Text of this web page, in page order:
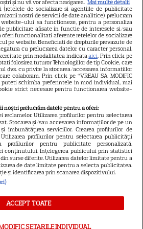
Avantaje
Elle
Unica
Retete practice
NE PE
Romania – Toate Drepturile rezervate
sunt interzise minorilor.
și nu vă vor afecta navigarea. Mai multe detalii
de socializare si agentiile de publicitate
nostri de servicii de date analitice) prelucram
ului sa functioneze, pentru a personaliza
publicitare afisate in functie de interesele si/sau
oferi functionalitati aferente retelelor de socializare
pe website. Beneficiati de drepturile prevazute de
cu prelucrarea datelor cu caracter personal.
prin modalitatea indicataaici. Prin click pe
folosirea tuturor Tehnologiilor de tip Cookie, care
dvs. cu privire la stocarea/accesarea informatiilor
colaboram. Prin click pe “VREAU SA MODIFIC
puteti schimba preferintele in mod individual, mai
strict necesare pentru functionarea website-
noștri prelucrăm datele pentru a oferi:
reclamelor. Utilizarea profilurilor pentru selectarea
Stocarea și/sau accesarea informațiilor de pe un
și îmbunătățirea serviciilor. Crearea profilurilor de
profilurilor pentru selectarea publicității
profilurilor pentru publicitate personalizată.
conținutului. Înțelegerea publicului prin statistici
surse diferite. Utilizarea datelor limitate pentru a
de date limitate pentru a selecta publicitatea.
și identificarea prin scanarea dispozitivului.
ACCEPT TOATE
SETARILE INDIVIDUAL